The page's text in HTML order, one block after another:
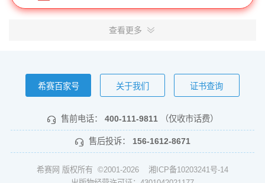
查看更多
希赛百家号 关于我们 证书查询
售前电话： 400-111-9811 （仅收市话费）
售后投诉： 156-1612-8671
希赛网 版权所有 ©2001-2026 湘ICP备10203241号-14